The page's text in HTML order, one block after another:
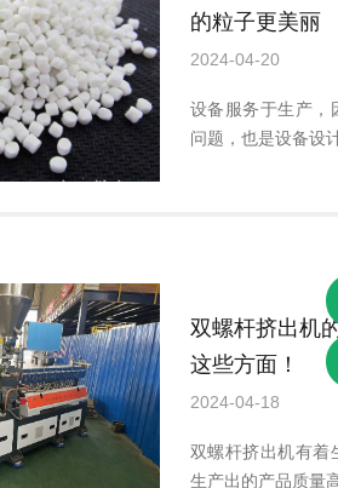
的粒子更美丽
2024-04-20
设备服务于生产，
问题，也是设备设
双螺杆挤出机
这些方面！
2024-04-18
双螺杆挤出机有着
生产出的产品质量